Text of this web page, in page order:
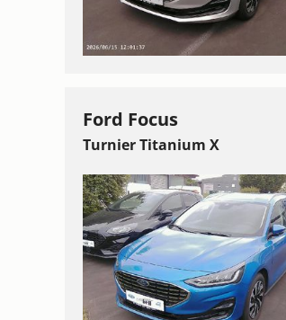
Ford Focus
Turnier Titanium X